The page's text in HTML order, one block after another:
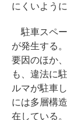
にくいよう
駐車スペー
が発生する
要因のほか
も、違法に
ルマが駐車
には多層構
在している